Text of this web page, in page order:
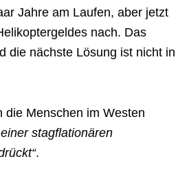
Jahre am Laufen, aber jetzt
nach. Das
die nächste Lösung ist nicht in
die Menschen im Westen
einer stagflationären
.